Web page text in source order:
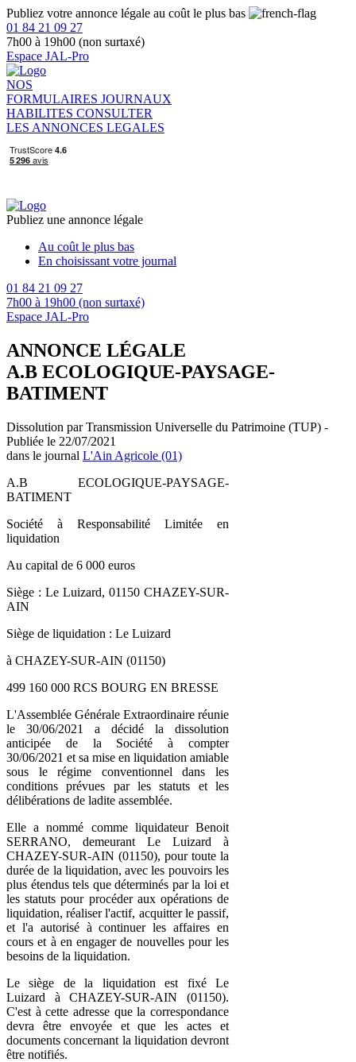
Publiez votre annonce légale au coût le plus bas
01 84 21 09 27
7h00 à 19h00 (non surtaxé)
Espace JAL-Pro
NOS
FORMULAIRES JOURNAUX
HABILITES CONSULTER
LES ANNONCES LEGALES
Publiez une annonce légale
Au coût le plus bas
En choisissant votre journal
01 84 21 09 27
7h00 à 19h00 (non surtaxé)
Espace JAL-Pro
ANNONCE LÉGALE
A.B ECOLOGIQUE-PAYSAGE-
BATIMENT
Dissolution par Transmission Universelle du Patrimoine (TUP) -
Publiée le 22/07/2021
dans le journal L'Ain Agricole (01)
A.B ECOLOGIQUE-PAYSAGE-
BATIMENT
Société à Responsabilité Limitée en
liquidation
Au capital de 6 000 euros
Siège : Le Luizard, 01150 CHAZEY-SUR-
AIN
Siège de liquidation : Le Luizard
à CHAZEY-SUR-AIN (01150)
499 160 000 RCS BOURG EN BRESSE
L'Assemblée Générale Extraordinaire réunie
le 30/06/2021 a décidé la dissolution
anticipée de la Société à compter
30/06/2021 et sa mise en liquidation amiable
sous le régime conventionnel dans les
conditions prévues par les statuts et les
délibérations de ladite assemblée.
Elle a nommé comme liquidateur Benoit
SERRANO, demeurant Le Luizard à
CHAZEY-SUR-AIN (01150), pour toute la
durée de la liquidation, avec les pouvoirs les
plus étendus tels que déterminés par la loi et
les statuts pour procéder aux opérations de
liquidation, réaliser l'actif, acquitter le passif,
et l'a autorisé à continuer les affaires en
cours et à en engager de nouvelles pour les
besoins de la liquidation.
Le siège de la liquidation est fixé Le
Luizard à CHAZEY-SUR-AIN (01150).
C'est à cette adresse que la correspondance
devra être envoyée et que les actes et
documents concernant la liquidation devront
être notifiés.